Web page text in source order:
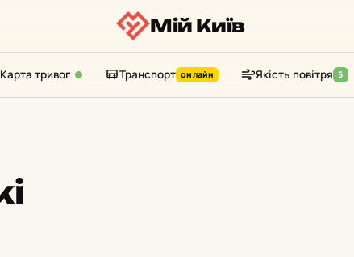
Мій Київ
Карта тривог Транспорт онлайн Якість повітря 5